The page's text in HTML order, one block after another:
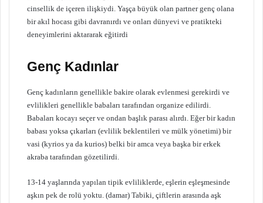
cinsellik de içeren ilişkiydi. Yaşça büyük olan partner genç olana
bir akıl hocası gibi davranırdı ve onları dünyevi ve pratikteki
deneyimlerini aktararak eğitirdi
Genç Kadınlar
Genç kadınların genellikle bakire olarak evlenmesi gerekirdi ve
evlilikleri genellikle babaları tarafından organize edilirdi.
Babaları kocayı seçer ve ondan başlık parası alırdı. Eğer bir kadın
babası yoksa çıkarları (evlilik beklentileri ve mülk yönetimi) bir
vasi (kyrios ya da kurios) belki bir amca veya başka bir erkek
akraba tarafından gözetilirdi.
13-14 yaşlarında yapılan tipik evliliklerde, eşlerin eşleşmesinde
aşkın pek de rolü yoktu. (damar) Tabiki, çiftlerin arasında aşk